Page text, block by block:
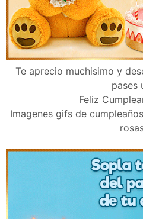
Te aprecio muchisimo y
pases
Feliz
Imagenes gifs de